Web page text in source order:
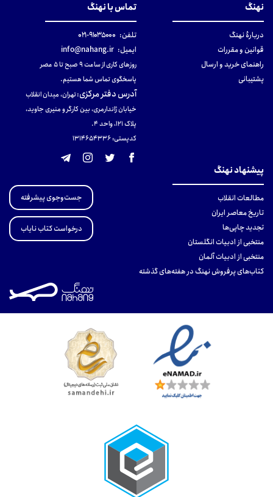
نهنگ
دربارهٔ نهنگ
قوانین و مقررات
راهنمای خرید و ارسال
پشتیبانی
تماس با نهنگ
تلفن: ۹۱۰۳۵۰۰۰-۰۲۱
ایمیل: info@nahang.ir
روزهای کاری از ساعت ۹ صبح تا ۵ عصر
پاسخگوی تماس شما هستیم.
آدرس دفتر مرکزی:تهران، میدان انقلاب
خیابان ژاندارمری، بین کارگر و منیری جاوید،
پلاک 121، واحد ۴.
کدپستی: 131465433۶
پیشنهاد نهنگ
مطالعات انقلاب
تاریخ معاصر ایران
تجدید چاپی‌ها
منتخبی از ادبیات انگلستان
منتخبی از ادبیات آلمان
کتاب‌های پرفروش نهنگ در هفته‌های گذشته
جست‌وجوی پیشرفته
درخواست کتاب نایاب